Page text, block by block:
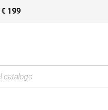
€ 199